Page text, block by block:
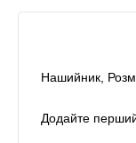
Нашийник,
Додайте перший